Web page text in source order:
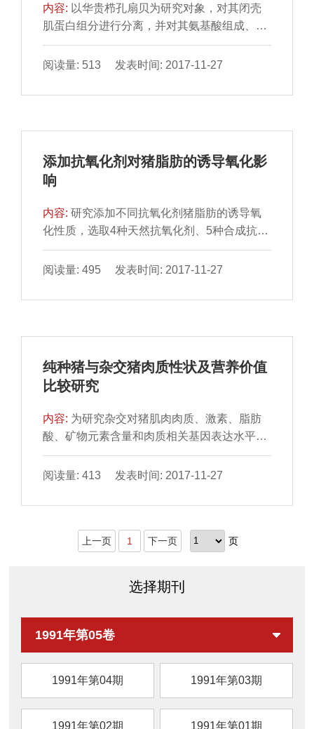
内容: 以华贵栉孔扇贝为研究对象，对其闭壳
肌蛋白组分进行分离，并对其氨基酸组成、分
子质量分布和热稳定性进行检测分析。结果表
明：新鲜华贵栉孔扇贝闭壳肌中水分、粗蛋白
得到3种组成蛋白，其中肌原纤维蛋白占总蛋
20.50%；氨基酸组成检测表明3种蛋白组分氨
质蛋白中必需氨基酸占氨基酸总量的百分比分
别达到41.52%、38.96%、35.49%；十二烷基
阅读量: 513 发表时间: 2017-11-27
添加抗氧化剂对猪脂肪的诱导氧化影
响
内容:研究添加不同抗氧化剂猪脂肪的诱导氧
化性质，选取4种天然抗氧化剂、5种合成抗氧
化剂和1种抗氧化剂增效剂进行分析，在高温
（温度90℃）和高氧压力（氧气压力0.6
化样品仓内氧气压力的变化来考察猪脂肪的诱
脂肪的氧化诱导期，并对部分抗氧化剂复配对
国家标准限定的使用量下，添加不同抗氧化剂
的诱导氧化时间依次为：丁基羟基茴香醚
2,6
阅读量: 495 发表时间: 2017-11-27
纯种猪与杂交猪肉质性状及营养价值
比较研究
内容: 为研究杂交对猪肌肉肉质、激素、脂肪
酸、矿物元素含量和肉质相关基因表达水平的
影响，实验选取同一饲养条件下，180日龄的
纯种长白猪、纯种约克夏猪及长白猪×约克夏
结果表明：二元杂交猪与长白猪和约克夏猪相
量、多种矿物元素含量和肉质相关基因
其剪切力、水分含量和多不饱和脂肪酸含量显
营养成分含量影响显著，但
阅读量: 413 发表时间: 2017-11-27
上一页 1 下一页 页
选择期刊
1991年第05卷
1991年第04期 1991年第03期
1991年第02期 1991年第01期